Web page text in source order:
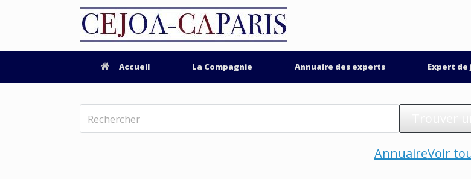
Accueil La Compagnie Annuaire des experts Expert de
AnnuaireVoir